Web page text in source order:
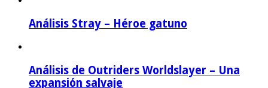
Análisis Stray – Héroe gatuno
Análisis de Outriders Worldslayer – Una
expansión salvaje